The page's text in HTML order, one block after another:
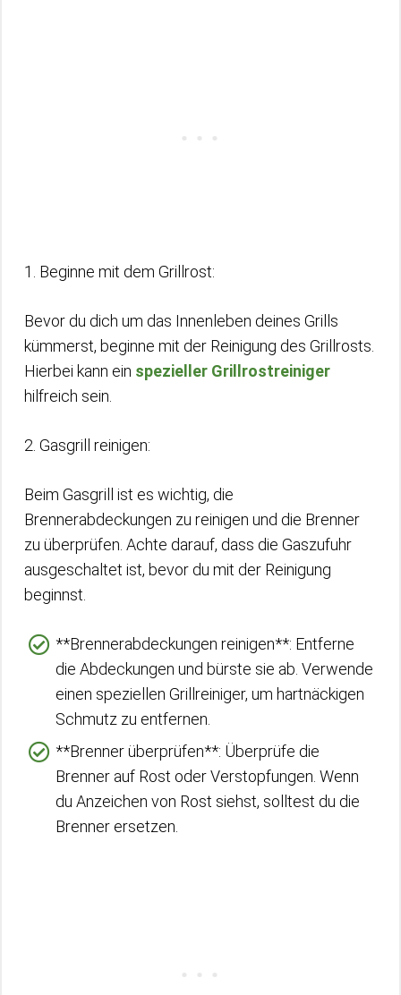
1. Beginne mit dem Grillrost:
Bevor du dich um das Innenleben deines Grills
kümmerst, beginne mit der Reinigung des Grillrosts.
Hierbei kann ein spezieller Grillrostreiniger
hilfreich sein.
2. Gasgrill reinigen:
Beim Gasgrill ist es wichtig, die
Brennerabdeckungen zu reinigen und die Brenner
zu überprüfen. Achte darauf, dass die Gaszufuhr
ausgeschaltet ist, bevor du mit der Reinigung
beginnst.
**Brennerabdeckungen reinigen**: Entferne
die Abdeckungen und bürste sie ab. Verwende
einen speziellen Grillreiniger, um hartnäckigen
Schmutz zu entfernen.
**Brenner überprüfen**: Überprüfe die
Brenner auf Rost oder Verstopfungen. Wenn
du Anzeichen von Rost siehst, solltest du die
Brenner ersetzen.